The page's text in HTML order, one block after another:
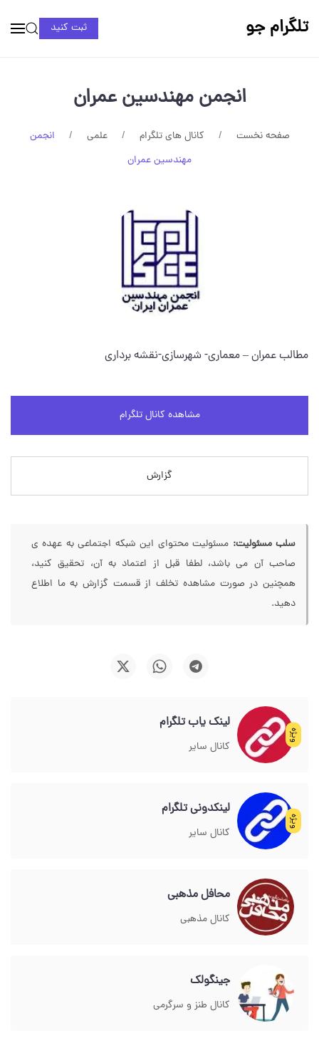
تلگرام جو ثبت کنید
انجمن مهندسین عمران
صفحه نخست کانال های تلگرام علمی
انجمن
مهندسین عمران
مطالب عمران – معماری- شهرسازی-نقشه برداری
مشاهده کانال تلگرام
گزارش
سلب مسئولیت: مسئولیت محتوای این شبکه اجتماعی به عهده ی
صاحب آن می باشد، لطفا قبل از اعتماد به آن، تحقیق کنید،
همچنین در صورت مشاهده تخلف از قسمت گزارش به ما اطلاع
دهید.
ویژه
لینک یاب تلگرام
کانال سایر
ویژه
لینکدونی تلگرام
کانال سایر
محافل مذهبی
کانال مذهبی
جینگولک
کانال طنز و سرگرمی